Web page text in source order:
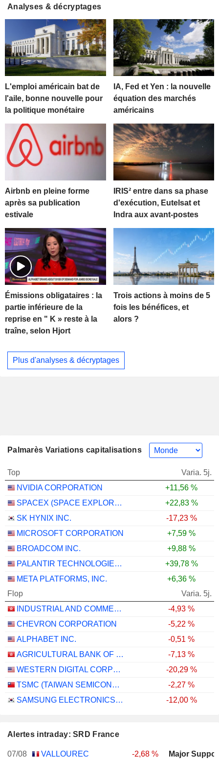
Analyses & décryptages
L'emploi américain bat de
l'aile, bonne nouvelle pour
la politique monétaire
IA, Fed et Yen : la nouvelle
équation des marchés
américains
Airbnb en pleine forme
après sa publication
estivale
IRIS² entre dans sa phase
d'exécution, Eutelsat et
Indra aux avant-postes
Émissions obligataires : la
partie inférieure de la
reprise en " K » reste à la
traîne, selon Hjort
Trois actions à moins de 5
fois les bénéfices, et
alors ?
Plus d'analyses & décryptages
Palmarès Variations capitalisations
Top
Varia. 5j.
NVIDIA CORPORATION
+11,56 %
SPACEX (SPACE EXPLORATION TECHNOLOGIES)
+22,83 %
SK HYNIX INC.
-17,23 %
MICROSOFT CORPORATION
+7,59 %
BROADCOM INC.
+9,88 %
PALANTIR TECHNOLOGIES INC.
+39,78 %
META PLATFORMS, INC.
+6,36 %
Flop
Varia. 5j.
INDUSTRIAL AND COMMERCIAL BANK OF CHINA LIMITED
-4,93 %
CHEVRON CORPORATION
-5,22 %
ALPHABET INC.
-0,51 %
AGRICULTURAL BANK OF CHINA LIMITED
-7,13 %
WESTERN DIGITAL CORPORATION
-20,29 %
TSMC (TAIWAN SEMICONDUCTOR MANUFACTURING COMPANY)
-2,27 %
SAMSUNG ELECTRONICS CO., LTD.
-12,00 %
Alertes intraday: SRD France
07/08 VALLOUREC
-2,68 %